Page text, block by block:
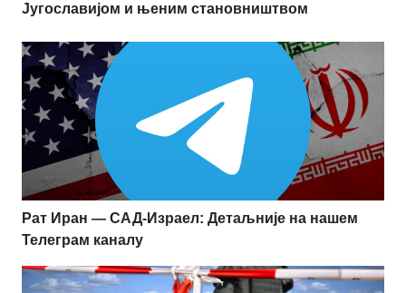
Југославијом и њеним становништвом
Рат Иран — САД-Израел: Детаљније на нашем
Телеграм каналу